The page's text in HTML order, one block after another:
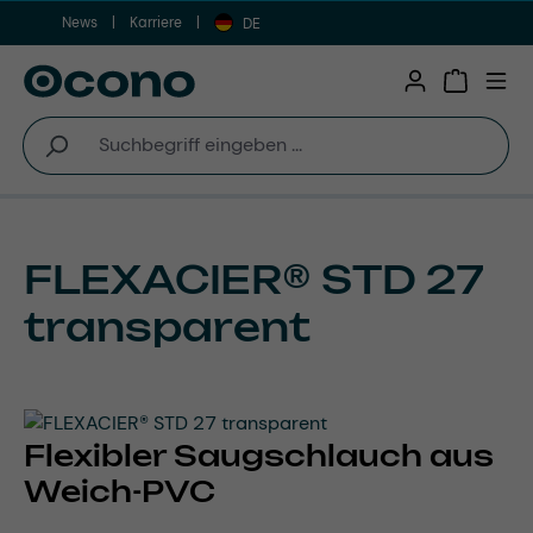
Zum Hauptinhalt springen
News Karriere DE
FLEXACIER® STD 27
transparent
Flexibler Saugschlauch aus
Weich-PVC